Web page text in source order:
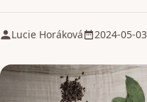
Lucie Horáková 2024-05-03